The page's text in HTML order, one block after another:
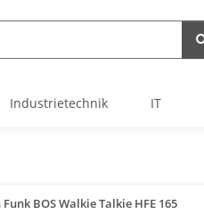
Industrietechnik IT
BOS Walkie Talkie HFE 165